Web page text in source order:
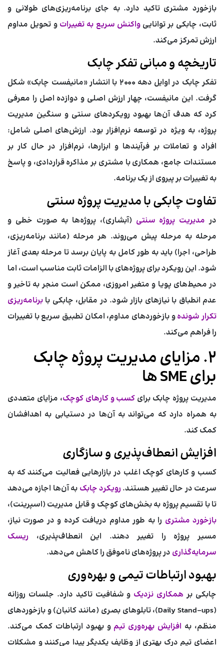
بازخورد مشتری تاکید دارد. به جای برنامه‌ریزی‌های طولانی و
ثابت، چابکی بر تواناییواکنش سریع به تغییرات و تحویل مداوم
ارزش تمرکز می‌کند.
تاریخچه و مبانی تفکر چابک
تفکر چابک در اوایل دهه ۲۰۰۰ با انتشار «مانیفست چابک» شکل
گرفت. این مانیفست، چهار ارزش اصلی و دوازده اصل را معرفی
کرد که هدف آن‌ها بهبود رویکردهای سنتی و سنگین مدیریت
پروژه، به ویژه در توسعه نرم‌افزار بود. ارزش‌های اصلی شامل:
افراد و تعاملات بر فرآیندها و ابزارها، نرم‌افزار در حال کار بر
مستندات جامع، همکاری با مشتری بر مذاکره قراردادی، و پاسخ
به تغییرات بر پیروی از یک برنامه.
تفاوت چابکی با مدیریت پروژه سنتی
در مدیریت پروژه سنتی (آبشاری)، پروژه‌ها به صورت خطی و
مرحله به مرحله پیش می‌روند. هر مرحله (مانند برنامه‌ریزی،
طراحی، اجرا) باید به طور کامل به پایان برسد تا مرحله بعدی آغاز
شود. این رویکرد برای پروژه‌های با الزامات ثابت مناسب است، اما
در محیط‌های پویا و متغیر امروزی، ممکن است منجر به تاخیر و
عدم انطباق با نیازهای بازار شود. در مقابل، چابکی با برنامه‌ریزی
تکرار شوندهو بازخوردهای مداوم، امکان تطبیق سریع با تغییرات
را فراهم می‌کند.
۲. مزایای مدیریت پروژه چابک
برای SME ها
مدیریت پروژه چابک برای کسب و کارهای کوچک، مزایای متعددی
به همراه دارد که می‌تواند به آن‌ها در دستیابی به اهدافشان
کمک کند.
افزایش انعطاف‌پذیری و سازگاری
کسب و کارهای کوچک اغلب در بازارهایی فعالیت می‌کنند که به
سرعت در حال تغییر هستند. رویکرد چابک به آن‌ها اجازه می‌دهد
تا با تقسیم پروژه به بخش‌های کوچک و قابل مدیریت (اسپرینت)،
بازخورد مشتری را به طور مداوم دریافت کرده و در صورت نیاز،
مسیر پروژه را تغییر دهند. این انعطاف‌پذیری، ریسک
سرمایه‌گذاری در پروژه‌های ناموفق را کاهش می‌دهد.
بهبود ارتباطات تیمی و بهره‌وری
چابکی بر همکاری نزدیک و شفافیت تاکید دارد. جلسات روزانه
(Daily Stand-ups)، تابلوهای بصری (مانند کانبان) و بازخوردهای
منظم، به افزایش بهره‌وری تیم و بهبود ارتباطات کمک می‌کند.
اعضای تیم درک بهتری از وظایف یکدیگر پیدا می‌کنند و مشکلات